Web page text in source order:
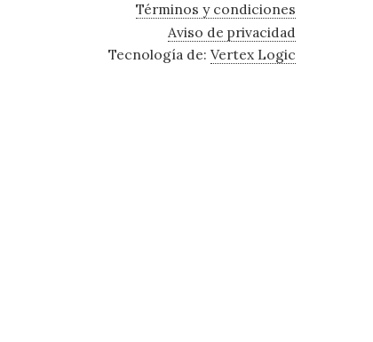
Términos y condiciones
Aviso de privacidad
Tecnología de:Vertex Logic